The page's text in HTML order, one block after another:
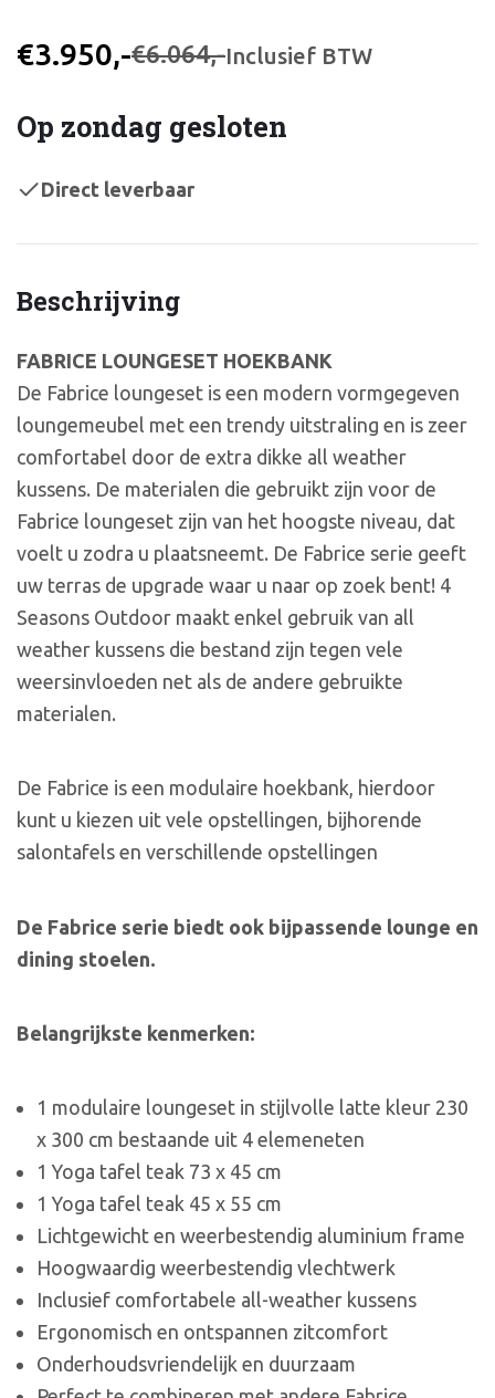
€3.950,-€6.064,-Inclusief BTW
Beschrijving
FABRICE LOUNGESET HOEKBANK
De Fabrice loungeset is een modern vormgegeven
loungemeubel met een trendy uitstraling en is zeer
comfortabel door de extra dikke all weather
kussens. De materialen die gebruikt zijn voor de
Fabrice loungeset zijn van het hoogste niveau, dat
voelt u zodra u plaatsneemt. De Fabrice serie geeft
uw terras de upgrade waar u naar op zoek bent! 4
Seasons Outdoor maakt enkel gebruik van all
weather kussens die bestand zijn tegen vele
weersinvloeden net als de andere gebruikte
materialen.
De Fabrice is een modulaire hoekbank, hierdoor
kunt u kiezen uit vele opstellingen, bijhorende
salontafels en verschillende opstellingen
De Fabrice serie biedt ook bijpassende lounge en
dining stoelen.
Belangrijkste kenmerken:
1 modulaire loungeset in stijlvolle latte kleur 230
x 300 cm bestaande uit 4 elemeneten
1 Yoga tafel teak 73 x 45 cm
1 Yoga tafel teak 45 x 55 cm
Lichtgewicht en weerbestendig aluminium frame
Hoogwaardig weerbestendig vlechtwerk
Inclusief comfortabele all-weather kussens
Ergonomisch en ontspannen zitcomfort
Onderhoudsvriendelijk en duurzaam
Op zondag gesloten
Direct leverbaar